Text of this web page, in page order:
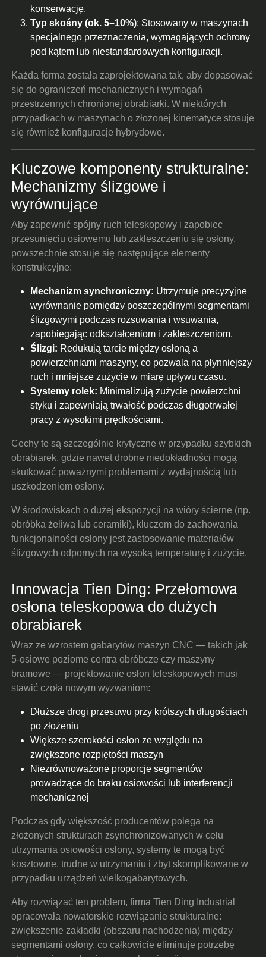
konserwację.
Typ skośny (ok. 5–10%): Stosowany w maszynach
specjalnego przeznaczenia, wymagających ochrony
pod kątem lub niestandardowych konfiguracji.
Każda forma została zaprojektowana tak, aby dopasować
się do ograniczeń mechanicznych i wymagań
przestrzennych chronionej obrabiarki. W niektórych
przypadkach w maszynach o złożonej kinematyce stosuje
się również konfiguracje hybrydowe.
Kluczowe komponenty strukturalne:
Mechanizmy ślizgowe i
wyrównujące
Aby zapewnić spójny ruch teleskopowy i zapobiec
przesunięciu osiowemu lub zakleszczeniu się osłony,
powszechnie stosuje się następujące elementy
konstrukcyjne:
Mechanizm synchroniczny: Utrzymuje precyzyjne
wyrównanie pomiędzy poszczególnymi segmentami
ślizgowymi podczas rozsuwania i wsuwania,
zapobiegając odkształceniom i zakleszczeniom.
Ślizgi: Redukują tarcie między osłoną a
powierzchniami maszyny, co pozwala na płynniejszy
ruch i mniejsze zużycie w miarę upływu czasu.
Systemy rolek: Minimalizują zużycie powierzchni
styku i zapewniają trwałość podczas długotrwałej
pracy z wysokimi prędkościami.
Cechy te są szczególnie krytyczne w przypadku szybkich
obrabiarek, gdzie nawet drobne niedokładności mogą
skutkować poważnymi problemami z wydajnością lub
uszkodzeniem osłony.
W środowiskach o dużej ekspozycji na wióry ścierne (np.
obróbka żeliwa lub ceramiki), kluczem do zachowania
funkcjonalności osłony jest zastosowanie materiałów
ślizgowych odpornych na wysoką temperaturę i zużycie.
Innowacja Tien Ding: Przełomowa
osłona teleskopowa do dużych
obrabiarek
Wraz ze wzrostem gabarytów maszyn CNC — takich jak
5-osiowe poziome centra obróbcze czy maszyny
bramowe — projektowanie osłon teleskopowych musi
stawić czoła nowym wyzwaniom:
Dłuższe drogi przesuwu przy krótszych długościach
po złożeniu
Większe szerokości osłon ze względu na
zwiększone rozpiętości maszyn
Niezrównoważone proporcje segmentów
prowadzące do braku osiowości lub interferencji
mechanicznej
Podczas gdy większość producentów polega na
złożonych strukturach zsynchronizowanych w celu
utrzymania osiowości osłony, systemy te mogą być
kosztowne, trudne w utrzymaniu i zbyt skomplikowane w
przypadku urządzeń wielkogabarytowych.
Aby rozwiązać ten problem, firma Tien Ding Industrial
opracowała nowatorskie rozwiązanie strukturalne:
zwiększenie zakładki (obszaru nachodzenia) między
segmentami osłony, co całkowicie eliminuje potrzebę